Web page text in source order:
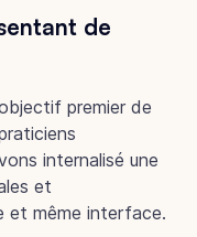
de
premier de
internalisé une
et
et même interface.